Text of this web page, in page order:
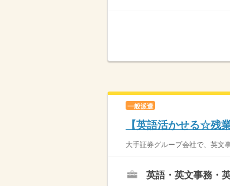
一般派遣
【英語活かせる☆残
大手証券グループ会社で、英文
英語・英文事務・